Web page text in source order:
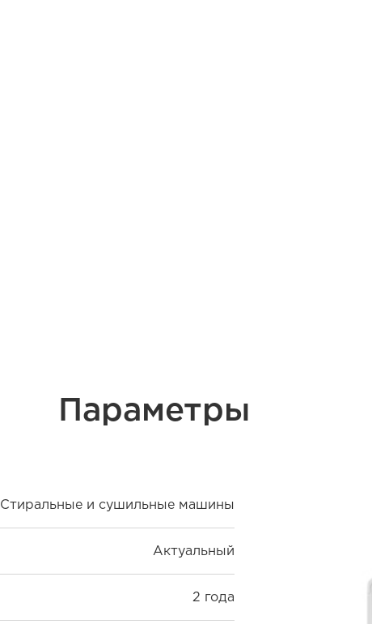
Параметры
Стиральные и сушильные машины
Актуальный
2 года